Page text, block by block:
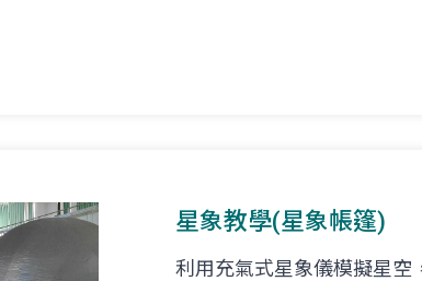
星象教學(星象帳篷)
利用充氣式星象儀模擬星空